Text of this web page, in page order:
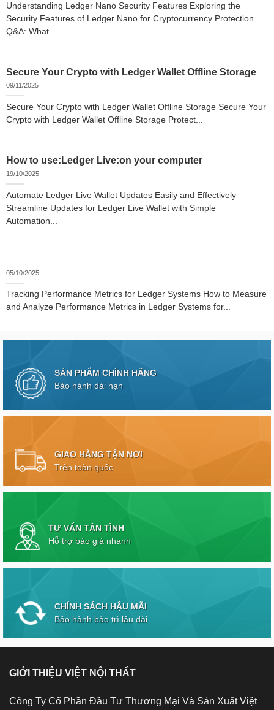
Understanding Ledger Nano Security Features Exploring the
Security Features of Ledger Nano for Cryptocurrency Protection
Q&A: What...
Secure Your Crypto with Ledger Wallet Offline Storage
09/11/2025
Secure Your Crypto with Ledger Wallet Offline Storage Secure Your
Crypto with Ledger Wallet Offline Storage Protect...
How to use:Ledger Live:on your computer
19/10/2025
Automate Ledger Live Wallet Updates Easily and Effectively
Streamline Updates for Ledger Live Wallet with Simple
Automation...
05/10/2025
Tracking Performance Metrics for Ledger Systems How to Measure
and Analyze Performance Metrics in Ledger Systems for...
SẢN PHẨM CHÍNH HÃNG
Bảo hành dài hạn
GIAO HÀNG TẬN NƠI
Trên toàn quốc
TƯ VẤN TẬN TÌNH
Hỗ trợ báo giá nhanh
CHÍNH SÁCH HẬU MÃI
Bảo hành bảo trì lâu dài
GIỚI THIỆU VIỆT NỘI THẤT
Công Ty Cổ Phần Đầu Tư Thương Mại Và Sản Xuất Việt